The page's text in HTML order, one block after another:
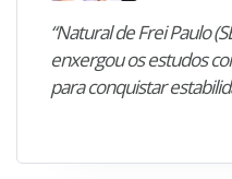
“Natural de Frei Paulo
enxergou os estudos
para conquistar